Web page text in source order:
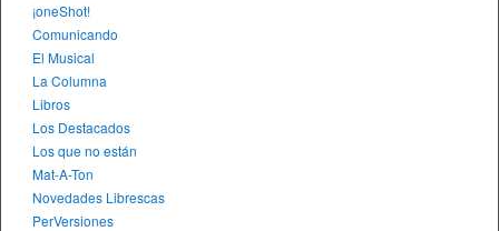
¡oneShot!
Comunicando
El Musical
La Columna
Libros
Los Destacados
Los que no están
Mat-A-Ton
Novedades Librescas
PerVersiones